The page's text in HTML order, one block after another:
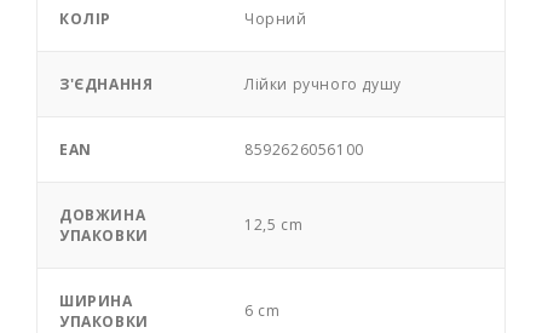
КОЛІР Чорний
З'ЄДНАННЯ Лійки ручного душу
EAN 8592626056100
ДОВЖИНА
УПАКОВКИ
12,5 cm
ШИРИНА
УПАКОВКИ
6 cm